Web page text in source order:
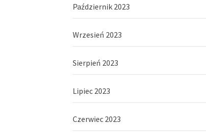
Październik 2023
Wrzesień 2023
Sierpień 2023
Lipiec 2023
Czerwiec 2023